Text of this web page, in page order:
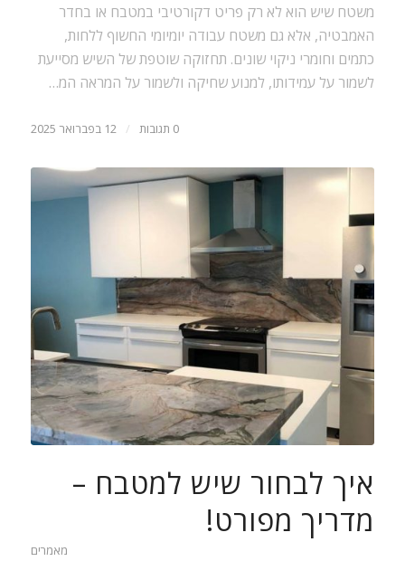
משטח שיש הוא לא רק פריט דקורטיבי במטבח או בחדר
האמבטיה, אלא גם משטח עבודה יומיומי החשוף ללחות,
כתמים וחומרי ניקוי שונים. תחזוקה שוטפת של השיש מסייעת
לשמור על עמידותו, למנוע שחיקה ולשמור על המראה המ…
0 תגובות / 12 בפברואר 2025
איך לבחור שיש למטבח –
מדריך מפורט!
מאמרים